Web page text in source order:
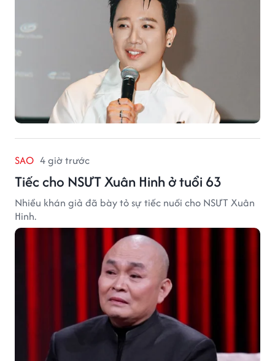
SAO 4 giờ trước
Tiếc cho NSƯT Xuân Hinh ở tuổi 63
Nhiều khán giả đã bày tỏ sự tiếc nuối cho NSƯT Xuân
Hinh.